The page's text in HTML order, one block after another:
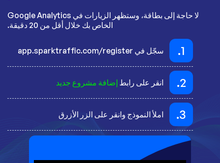
لا حاجة إلى بطاقة، وستظهر الزيارات في Google Analytics
الخاص بك خلال أقل من 20 دقيقة.
1. سجّل في app.sparktraffic.com/register
2. انقر على رابط إضافة مشروع جديد
3. املأ النموذج وانقر على الزر الأزرق